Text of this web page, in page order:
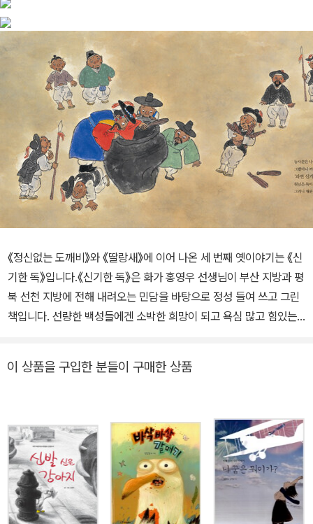
《정신없는 도깨비》와 《딸랑새》에 이어 나온 세 번째 옛이야기는 《신
기한 독》입니다.《신기한 독》은 화가 홍영우 선생님이 부산 지방과 평
북 선천 지방에 전해 내려오는 민담을 바탕으로 정성 들여 쓰고 그린
책입니다. 선량한 백성들에겐 소박한 희망이 되고 욕심 많고 힘있는
이라니, 궁금하지 않아요? “아, 그 얘기 들었어? 괭이든 돈이든 한번
요. 무식하게 크기만 크고 울퉁불퉁 일그러진 생김새가 영 시원찮아
버릴까 했던 못생긴 독이 알고 보니 보물 단지였어요. 괭이를 넣었다
꺼내면 괭이가, 엽전을 넣었다 꺼내면 엽전이 자꾸자꾸 나오니까요.
이 소문은 욕심 많은 부자 영감 귀에까지 들어가요. 부자 영감은 다짜
고짜 농사꾼을 찾아가서는 자기 할아버지가 묻어 놓았던 독이니 자기
이 상품을 구입한 분들이 구매한 상품